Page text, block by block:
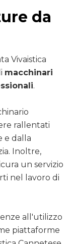
da
Vivaistica
macchinari
.
rallentati
e dalla
Inoltre,
un servizio
nel lavoro di
all'utilizzo
piattaforme